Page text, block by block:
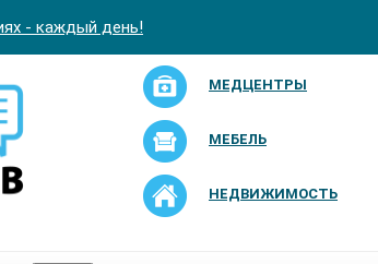
- каждый день!
МЕДЦЕНТРЫ
МЕБЕЛЬ
НЕДВИЖИМОСТЬ